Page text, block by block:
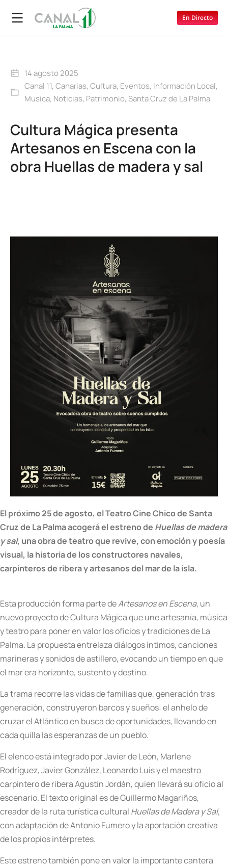
En Directo
14 agosto 2025
Canal 11, Canarias, Cultura, Eventos, Información Local,
Musica, Noticias, Patrimonio, Santa Cruz de La Palma
Cultura Mágica presenta
Artesanos en Escena con la
obra Huellas de madera y sal
El próximo 25 de agosto, el Teatro Cine Chico de Santa
Cruz de La Palma acogerá el estreno de Huellas de madera
y sal, una obra de teatro que revive, con emoción y poesía
visual, la historia de los constructores navales,
carpinteros de ribera y artesanos del mar de la isla.
Esta producción forma parte deArtesanos en Escena, un
nuevo proyecto de Cultura Mágica que une artesanía, música
y teatro para poner en valor los oficios y tradiciones de La
Palma. La propuesta entrelaza diálogos íntimos, canciones
marineras y sonidos de astillero, evocando un tiempo en que
el mar era horizonte, sustento y destino.
La trama recorre las vidas de familias que, generación tras
generación, construyeron barcos y sueños: el anhelo de
cruzar el Atlántico en busca de oportunidades, llevando en
cada quilla las esperanzas de un pueblo.
El elenco está integrado por Javier de León, Marlene
Rodríguez, Javier González, Leonardo Luis y el maestro
carpintero de ribera Agustín Jordán, quien llevará su oficio al
escenario. El texto original es de Guillermo Magariños,
creador de la ruta turística cultural Huellas de Madera y Sal,
con adaptación de Antonio Fumero y la aportación creativa
de los propios intérpretes.
Este estreno también pone en valor la importante cantera